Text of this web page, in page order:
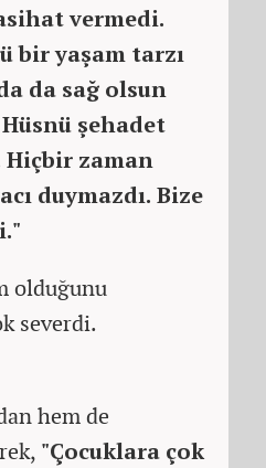
vermedi.
bir yaşam tarzı
da sağ olsun
şehadet
Hiçbir zaman
duymazdı. Bize
olduğunu
severdi.
hem de
"Çocuklara çok